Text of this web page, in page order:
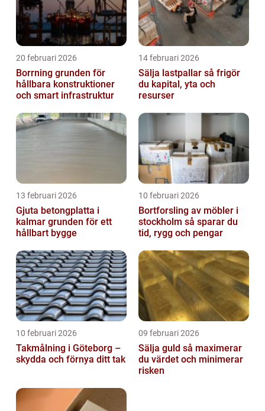
20 februari 2026
Borrning grunden för
hållbara konstruktioner
och smart infrastruktur
14 februari 2026
Sälja lastpallar så frigör
du kapital, yta och
resurser
13 februari 2026
Gjuta betongplatta i
kalmar grunden för ett
hållbart bygge
10 februari 2026
Bortforsling av möbler i
stockholm så sparar du
tid, rygg och pengar
10 februari 2026
Takmålning i Göteborg –
skydda och förnya ditt tak
09 februari 2026
Sälja guld så maximerar
du värdet och minimerar
risken